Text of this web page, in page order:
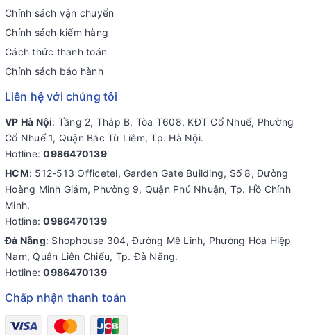
Chính sách vận chuyển
Chính sách kiểm hàng
Cách thức thanh toán
Chính sách bảo hành
Liên hệ với chúng tôi
VP Hà Nội: Tầng 2, Tháp B, Tòa T608, KĐT Cổ Nhuế, Phường
Cổ Nhuế 1, Quận Bắc Từ Liêm, Tp. Hà Nội.
Hotline:0986470139
HCM: 512-513 Officetel, Garden Gate Building, Số 8, Đường
Hoàng Minh Giám, Phường 9, Quận Phú Nhuận, Tp. Hồ Chính
Minh.
Hotline:0986470139
Đà Nẵng: Shophouse 304, Đường Mê Linh, Phường Hòa Hiệp
Nam, Quận Liên Chiểu, Tp. Đà Nẵng.
Hotline:0986470139
Chấp nhận thanh toán